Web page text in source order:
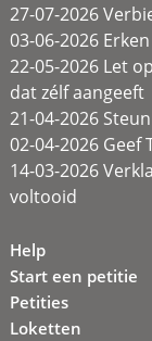
27-07-2026
03-06-2026
22-05-2026 Let
dat zélf aangeeft
21-04-2026
02-04-2026
14-03-2026
voltooid
Help
Start een petitie
Petities
Loketten